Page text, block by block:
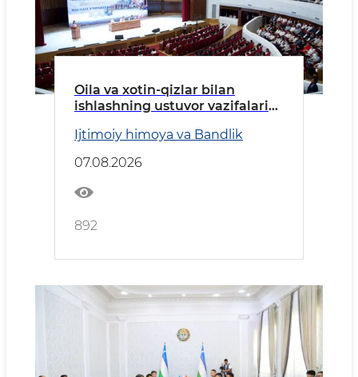
Oila va xotin-qizlar bilan
ishlashning ustuvor vazifalari
Ijtimoiy himoya va Bandlik
07.08.2026
892